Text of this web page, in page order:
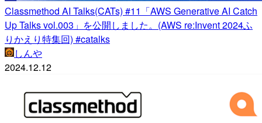
Classmethod AI Talks(CATs) #11「AWS Generative AI Catch
Up Talks vol.003」を公開しました。(AWS re:Invent 2024ふ
りかえり特集回) #catalks
しんや
2024.12.12